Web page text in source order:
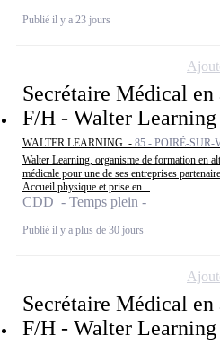
Publié il y a 23 jours
Secrétaire Médical en
F/H - Walter Learning
WALTER LEARNING - 85 - POIRÉ-SUR-
Walter Learning, organisme de formation en
médicale pour une de ses entreprises
Accueil physique et prise en...
CDD - Temps plein
Publié il y a plus de 30 jours
Secrétaire Médical en
F/H - Walter Learning